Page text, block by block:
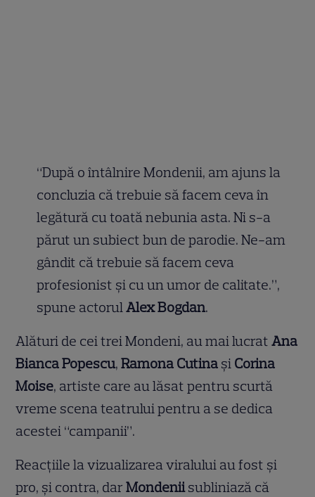
“După o întâlnire Mondenii, am ajuns la
concluzia că trebuie să facem ceva în
legătură cu toată nebunia asta. Ni s-a
părut un subiect bun de parodie. Ne-am
gândit că trebuie să facem ceva
profesionist şi cu un umor de calitate.”,
spune actorulAlex Bogdan.
Alături de cei trei Mondeni, au mai lucratAna
Bianca Popescu,Ramona Cutina şi Corina
Moise, artiste care au lăsat pentru scurtă
vreme scena teatrului pentru a se dedica
acestei “campanii”.
Reacţiile la vizualizarea viralului au fost şi
pro, şi contra, darMondeniisubliniază că